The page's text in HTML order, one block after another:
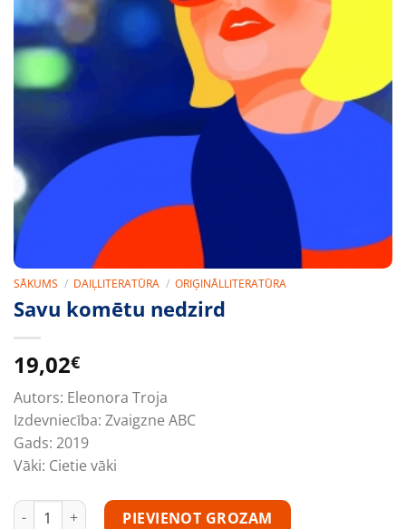
SĀKUMS / DAIĻLITERATŪRA / ORIĢINĀLLITERATŪRA
Savu komētu nedzird
19,02€
Autors: Eleonora Troja
Izdevniecība: Zvaigzne ABC
Gads: 2019
Vāki: Cietie vāki
Savu komētu nedzird daudzums
PIEVIENOT GROZAM